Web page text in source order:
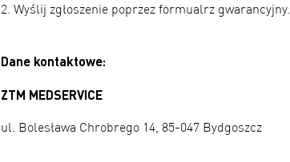
2. Wyślij zgłoszenie poprzez formualrz gwarancyjny.
Dane kontaktowe:
ZTM MEDSERVICE
ul. Bolesława Chrobrego 14, 85-047 Bydgoszcz